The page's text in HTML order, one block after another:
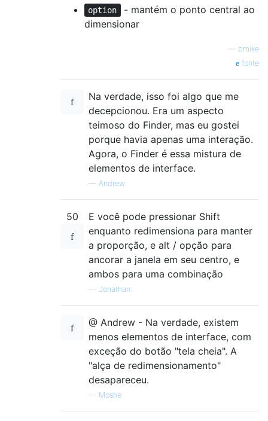
option - mantém o ponto central ao
dimensionar
bmike
fonte
Na verdade, isso foi algo que me
decepcionou. Era um aspecto
teimoso do Finder, mas eu gostei
porque havia apenas uma interação.
Agora, o Finder é essa mistura de
elementos de interface.
— Andrew
50
E você pode pressionar Shift
enquanto redimensiona para manter
a proporção, e alt / opção para
ancorar a janela em seu centro, e
ambos para uma combinação
— Jonathan.
@ Andrew - Na verdade, existem
menos elementos de interface, com
exceção do botão "tela cheia". A
"alça de redimensionamento"
desapareceu.
— Moshe